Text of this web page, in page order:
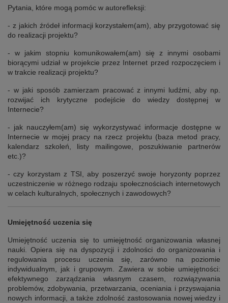
Pytania, które mogą pomóc w autorefleksji:
- z jakich źródeł informacji korzystałem(am), aby przygotować się
do realizacji projektu?
- w jakim stopniu komunikowałem(am) się z innymi osobami
biorącymi udział w projekcie przez Internet przed rozpoczęciem i
w trakcie realizacji projektu?
- w jaki sposób zamierzam pracować z innymi ludźmi, aby np.
rozwijać ich krytyczne podejście do wiedzy dostępnej w
Internecie?
- jak nauczyłem(am) się wykorzystywać informacje dostępne w
Internecie w mojej pracy na rzecz projektu (baza metod pracy,
kalendarz szkoleń, listy mailingowe, poszukiwanie partnerów
etc.)?
- czy korzystam z TSI, aby poszerzyć swoje horyzonty poprzez
uczestniczenie w różnego rodzaju społecznościach internetowych
w celach kulturalnych, społecznych i zawodowych?
Umiejętność uczenia się
Umiejętność uczenia się to umiejętność organizowania własnej
nauki. Opiera się na dyspozycji i zdolności do organizowania i
regulowania procesu uczenia się, zarówno na poziomie
indywidualnym, jak i grupowym. Zawiera w sobie umiejętności:
efektywnego zarządzania własnym czasem, rozwiązywania
problemów, zdobywania, przetwarzania, oceniania i przyswajania
nowych informacji, a także zdolność zastosowania nowej wiedzy i